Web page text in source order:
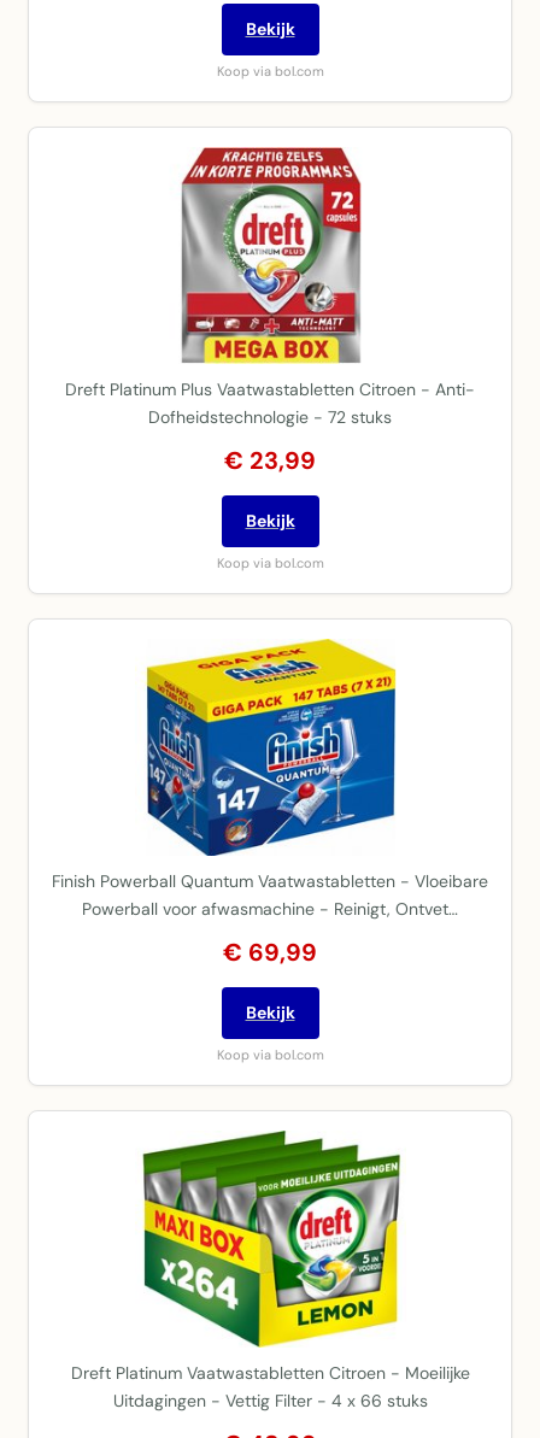
Bekijk
Koop via bol.com
Dreft Platinum Plus Vaatwastabletten Citroen - Anti-
Dofheidstechnologie - 72 stuks
€ 23,99
Bekijk
Koop via bol.com
Finish Powerball Quantum Vaatwastabletten - Vloeibare
Powerball voor afwasmachine - Reinigt, Ontvet…
€ 69,99
Bekijk
Koop via bol.com
Dreft Platinum Vaatwastabletten Citroen - Moeilijke
Uitdagingen - Vettig Filter - 4 x 66 stuks